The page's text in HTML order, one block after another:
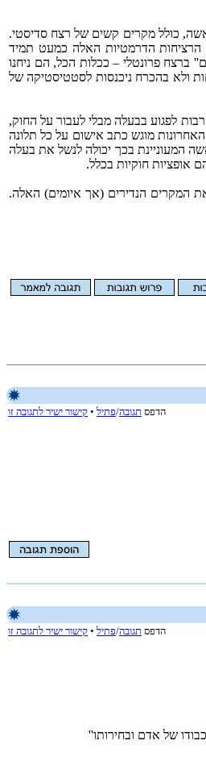
כולל מקרים קשים של רצח סדיסטי.
הרציחות הדרמטיות האלה כמעט תמיד
בהתאבדות). בהחלט ייתכן שהגברים ''מובילים'' ברצח פרונטלי – ככלות הכל, הם ניחנו
ולא בהכרח ניכנסות לסטטיסטיקה של
לפגוע בבעלה מבלי לעבור על החוק,
מוגש כתב אישום על כל תלונה
לטובת הנשים, ואשה המעוניינת בכך יכולה לנשל את בעלה
אופציות חוקיות בכלל.
המקרים הנדירים (אך איומים) האלה.
הדפס תגובה/פתיל • קישור ישיר לתגובה זו
הדפס תגובה/פתיל • קישור ישיר לתגובה זו
של אדם ובחירותו''